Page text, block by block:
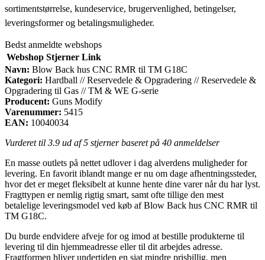
sortimentstørrelse, kundeservice, brugervenlighed, betingelser,
leveringsformer og betalingsmuligheder.
Bedst anmeldte webshops
Webshop Stjerner Link
Navn: Blow Back hus CNC RMR til TM G18C
Kategori: Hardball // Reservedele & Opgradering // Reservedele &
Opgradering til Gas // TM & WE G-serie
Producent: Guns Modify
Varenummer: 5415
EAN: 10040034
Vurderet til 3.9 ud af 5 stjerner baseret på 40 anmeldelser
En masse outlets på nettet udlover i dag alverdens muligheder for
levering. En favorit iblandt mange er nu om dage afhentningssteder,
hvor det er meget fleksibelt at kunne hente dine varer når du har lyst.
Fragttypen er nemlig rigtig smart, samt ofte tillige den mest
betalelige leveringsmodel ved køb af Blow Back hus CNC RMR til
TM G18C.
Du burde endvidere afveje for og imod at bestille produkterne til
levering til din hjemmeadresse eller til dit arbejdes adresse.
Fragtformen bliver undertiden en sjat mindre prisbillig, men